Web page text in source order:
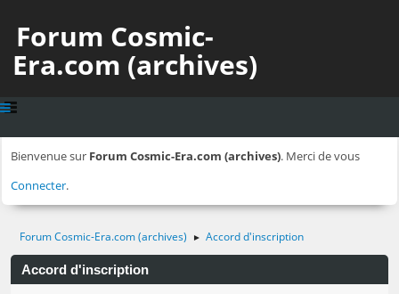
Forum Cosmic-
Era.com (archives)
Bienvenue sur Forum Cosmic-Era.com (archives). Merci de vous
Connecter.
Forum Cosmic-Era.com (archives) ► Accord d'inscription
Accord d'inscription